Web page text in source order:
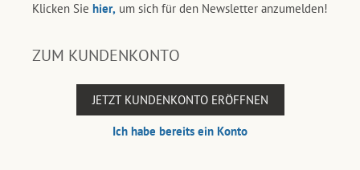
Klicken Sie hier, um sich für den Newsletter anzumelden!
ZUM KUNDENKONTO
JETZT KUNDENKONTO ERÖFFNEN
Ich habe bereits ein Konto